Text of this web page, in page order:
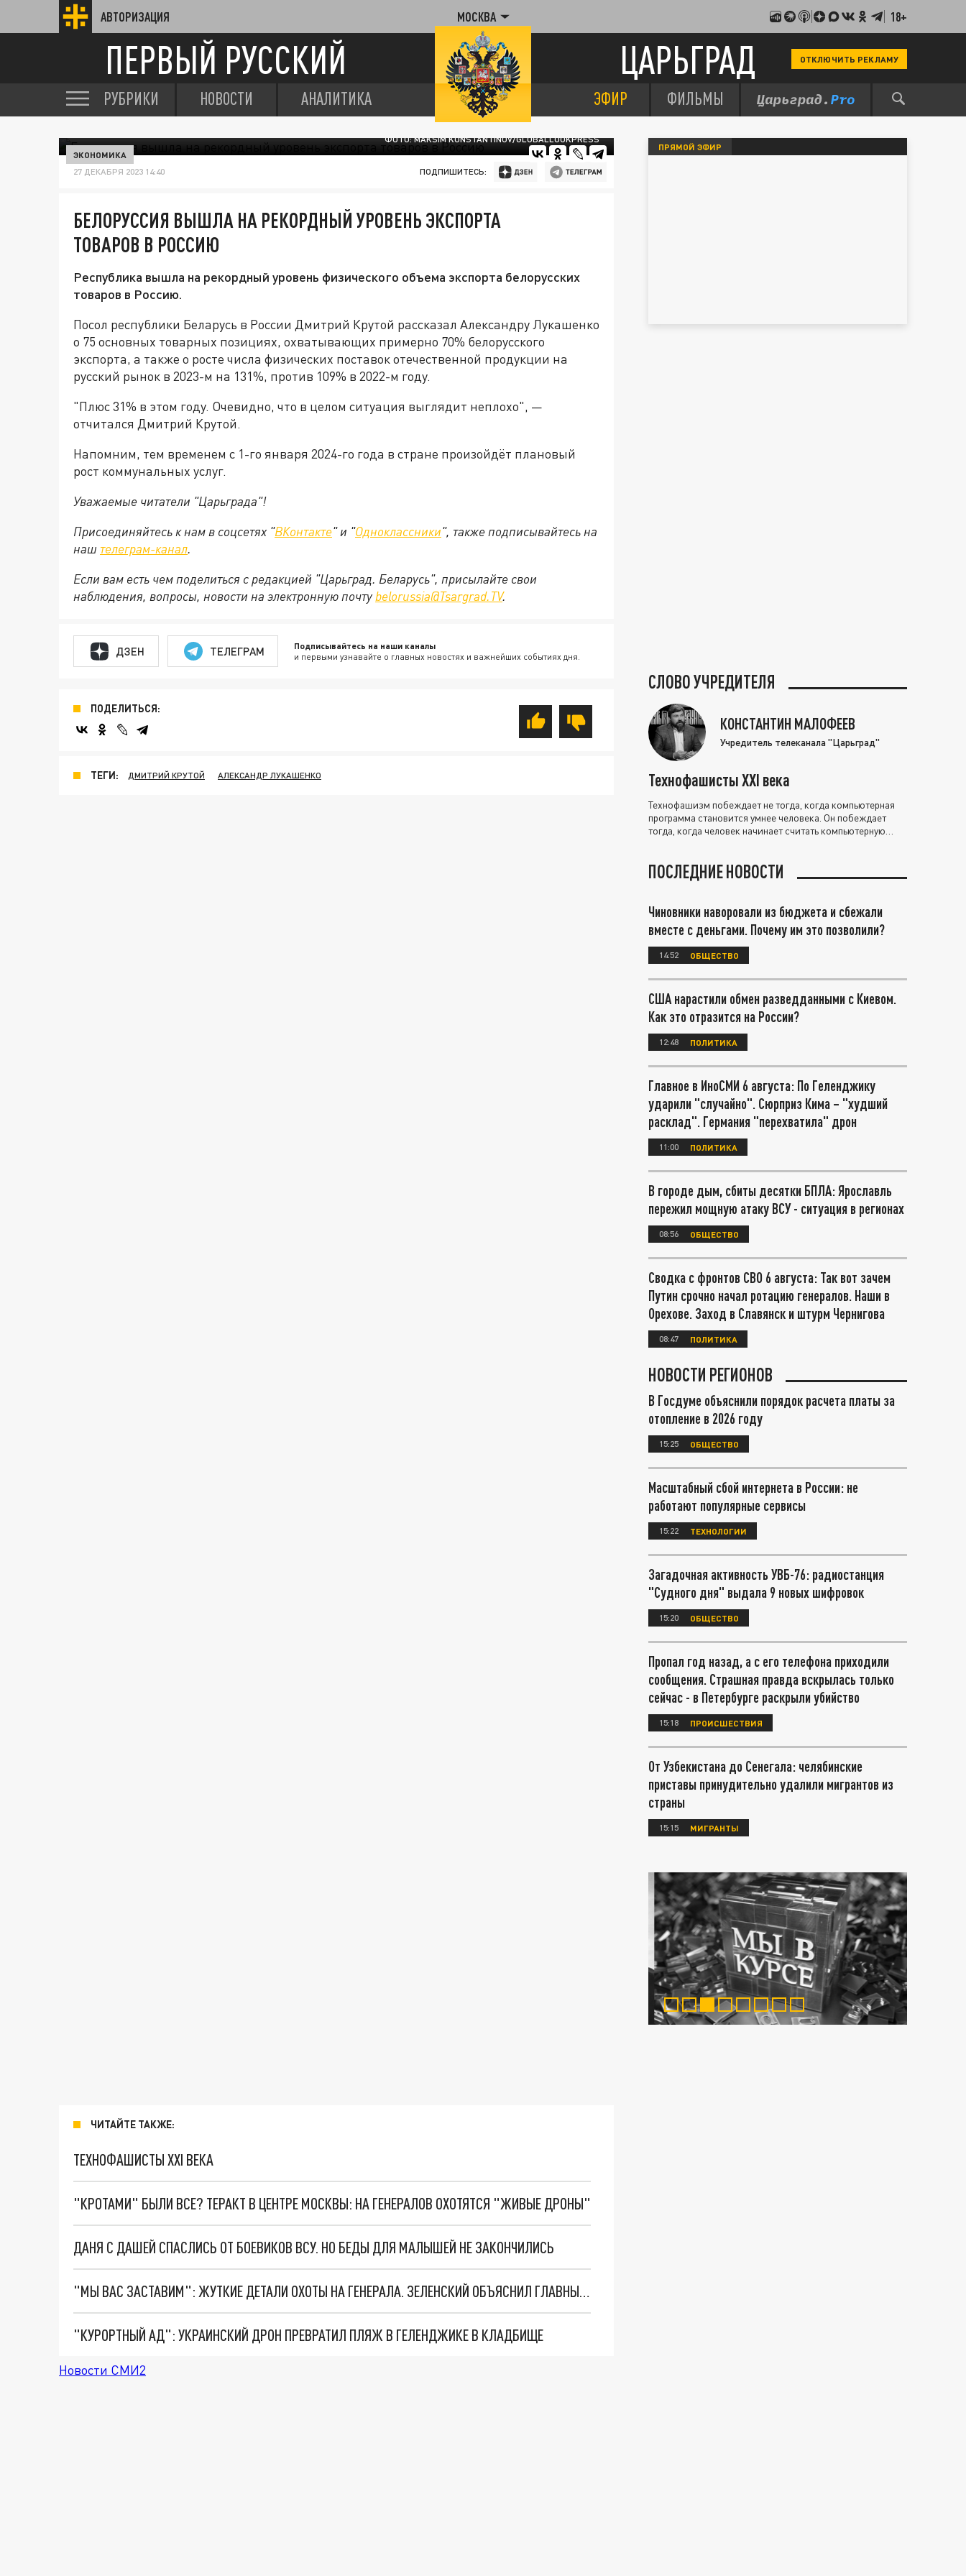
АВТОРИЗАЦИЯ МОСКВА 18+
ПЕРВЫЙ РУССКИЙ ЦАРЬГРАД ОТКЛЮЧИТЬ РЕКЛАМУ
РУБРИКИ НОВОСТИ АНАЛИТИКА ЭФИР ФИЛЬМЫ
ФОТО: MAKSIM KONSTANTINOV/GLOBALLOOKPRESS
ЭКОНОМИКА
27 ДЕКАБРЯ 2023 14:40 ПОДПИШИТЕСЬ:
БЕЛОРУССИЯ ВЫШЛА НА РЕКОРДНЫЙ УРОВЕНЬ ЭКСПОРТА
ТОВАРОВ В РОССИЮ
Республика вышла на рекордный уровень физического объема экспорта белорусских
товаров в Россию.
Посол республики Беларусь в России Дмитрий Крутой рассказал Александру Лукашенко
о 75 основных товарных позициях, охватывающих примерно 70% белорусского
экспорта, а также о росте числа физических поставок отечественной продукции на
русский рынок в 2023-м на 131%, против 109% в 2022-м году.
"Плюс 31% в этом году. Очевидно, что в целом ситуация выглядит неплохо", —
отчитался Дмитрий Крутой.
Напомним, тем временем с 1-го января 2024-го года в стране произойдёт плановый
рост коммунальных услуг.
Уважаемые читатели "Царьграда"!
Присоединяйтесь к нам в соцсетях "ВКонтакте" и "Одноклассники", также подписывайтесь на
наш телеграм-канал.
Если вам есть чем поделиться с редакцией "Царьград. Беларусь", присылайте свои
наблюдения, вопросы, новости на электронную почту belorussia@Tsargrad.TV.
ДЗЕН ТЕЛЕГРАМ Подписывайтесь на наши каналы
и первыми узнавайте о главных новостях и важнейших событиях дня.
ПОДЕЛИТЬСЯ:
ТЕГИ: ДМИТРИЙ КРУТОЙ АЛЕКСАНДР ЛУКАШЕНКО
ЧИТАЙТЕ ТАКЖЕ:
ТЕХНОФАШИСТЫ XXI ВЕКА
"КРОТАМИ" БЫЛИ ВСЕ? ТЕРАКТ В ЦЕНТРЕ МОСКВЫ: НА ГЕНЕРАЛОВ ОХОТЯТСЯ "ЖИВЫЕ ДРОНЫ"
ДАНЯ С ДАШЕЙ СПАСЛИСЬ ОТ БОЕВИКОВ ВСУ. НО БЕДЫ ДЛЯ МАЛЫШЕЙ НЕ ЗАКОНЧИЛИСЬ
"МЫ ВАС ЗАСТАВИМ": ЖУТКИЕ ДЕТАЛИ ОХОТЫ НА ГЕНЕРАЛА. ЗЕЛЕНСКИЙ ОБЪЯСНИЛ ГЛАВНЫЙ СМЫСЛ ТЕРАКТА В ЦЕНТРЕ МОСКВЫ
"КУРОРТНЫЙ АД": УКРАИНСКИЙ ДРОН ПРЕВРАТИЛ ПЛЯЖ В ГЕЛЕНДЖИКЕ В КЛАДБИЩЕ
Новости СМИ2
ПРЯМОЙ ЭФИР
СЛОВО УЧРЕДИТЕЛЯ
КОНСТАНТИН МАЛОФЕЕВ
Учредитель телеканала "Царьград"
Технофашисты XXI века
Технофашизм побеждает не тогда, когда компьютерная
программа становится умнее человека. Он побеждает
тогда, когда человек начинает считать компьютерную
ПОСЛЕДНИЕ НОВОСТИ
Чиновники наворовали из бюджета и сбежали
вместе с деньгами. Почему им это позволили?
14:52 ОБЩЕСТВО
США нарастили обмен разведданными с Киевом.
Как это отразится на России?
12:48 ПОЛИТИКА
Главное в ИноСМИ 6 августа: По Геленджику
ударили "случайно". Сюрприз Кима – "худший
расклад". Германия "перехватила" дрон
11:00 ПОЛИТИКА
В городе дым, сбиты десятки БПЛА: Ярославль
пережил мощную атаку ВСУ - ситуация в регионах
08:56 ОБЩЕСТВО
Сводка с фронтов СВО 6 августа: Так вот зачем
Путин срочно начал ротацию генералов. Наши в
Орехове. Заход в Славянск и штурм Чернигова
08:47 ПОЛИТИКА
НОВОСТИ РЕГИОНОВ
В Госдуме объяснили порядок расчета платы за
отопление в 2026 году
15:25 ОБЩЕСТВО
Масштабный сбой интернета в России: не
работают популярные сервисы
15:22 ТЕХНОЛОГИИ
Загадочная активность УВБ-76: радиостанция
"Судного дня" выдала 9 новых шифровок
15:20 ОБЩЕСТВО
Пропал год назад, а с его телефона приходили
сообщения. Страшная правда вскрылась только
сейчас - в Петербурге раскрыли убийство
15:18 ПРОИСШЕСТВИЯ
От Узбекистана до Сенегала: челябинские
приставы принудительно удалили мигрантов из
страны
15:15 МИГРАНТЫ